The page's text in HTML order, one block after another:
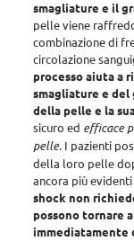
smagliature e il
pelle viene
combinazione di
circolazione
processo aiuta a
smagliature e del
della pelle e la
sicuro ed efficace
pelle. I pazienti
della loro pelle
ancora più
shock non
possono tornare